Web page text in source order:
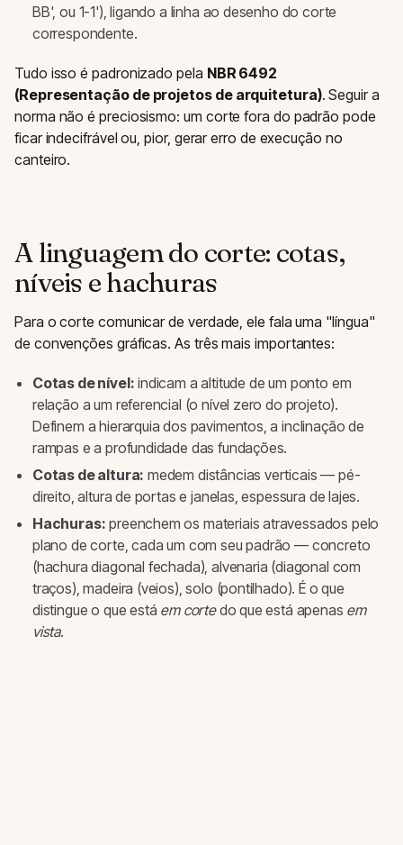
BB', ou 1-1'), ligando a linha ao desenho do corte
correspondente.
Tudo isso é padronizado pela NBR 6492
(Representação de projetos de arquitetura). Seguir a
norma não é preciosismo: um corte fora do padrão pode
ficar indecifrável ou, pior, gerar erro de execução no
canteiro.
A linguagem do corte: cotas,
níveis e hachuras
Para o corte comunicar de verdade, ele fala uma "língua"
de convenções gráficas. As três mais importantes:
Cotas de nível: indicam a altitude de um ponto em
relação a um referencial (o nível zero do projeto).
Definem a hierarquia dos pavimentos, a inclinação de
rampas e a profundidade das fundações.
Cotas de altura: medem distâncias verticais — pé-
direito, altura de portas e janelas, espessura de lajes.
Hachuras: preenchem os materiais atravessados pelo
plano de corte, cada um com seu padrão — concreto
(hachura diagonal fechada), alvenaria (diagonal com
traços), madeira (veios), solo (pontilhado). É o que
distingue o que está em cortedo que está apenas em
vista.